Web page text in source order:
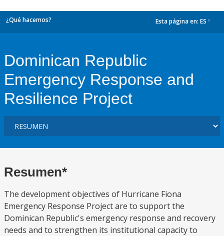
¿Qué hacemos? Esta página en: ES
Dominican Republic
Emergency Response and
Resilience Project
Resumen*
The development objectives of Hurricane Fiona
Emergency Response Project are to support the
Dominican Republic's emergency response and recovery
needs and to strengthen its institutional capacity to